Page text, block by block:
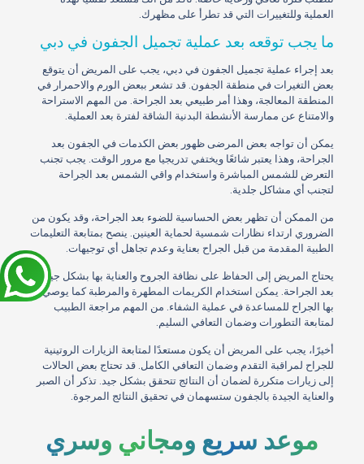
العملية وللتغييرات التي قد تطرأ على مظهرك.
ما يجب توقعه بعد عملية تجميل الجفون في دبي
بعد إجراء عملية تجميل الجفون في دبي، يجب على المريض أن يتوقع
بعض التغيرات في منطقة الجفون. قد تشعر ببعض الورم والاحمرار في
المنطقة المعالجة، وهذا أمر طبيعي بعد الجراحة. من المهم الاستراحة
والامتناع عن ممارسة الأنشطة البدنية الشاقة لفترة بعد العملية.
يمكن أن تواجه بعض المرضى ظهور بعض الكدمات في الجفون بعد
الجراحة، وهذا يعتبر شائعًا ويختفي تدريجيا مع مرور الوقت. يجب تجنب
التعرض للشمس المباشرة واستخدام واقي الشمس بعد الجراحة
لتجنب أي مشاكل جلدية.
من الممكن أن تظهر بعض الحساسية للضوء بعد الجراحة، وقد يكون من
الضروري ارتداء نظارات شمسية لحماية العينين. ينصح بمتابعة التعليمات
الطبية المقدمة من قبل الجراح بعناية وعدم تجاهل أي توجيهات.
يحتاج المريض إلى الحفاظ على نظافة الجروح والعناية بها بشكل جيد
بعد الجراحة. يمكن استخدام الكريمات المطهرة والمرطبة كما يوصي
بها الجراح للمساعدة في عملية الشفاء. من المهم مراجعة الطبيب
لمتابعة التطورات وضمان التعافي السليم.
أخيرًا، يجب على المريض أن يكون مستعدًا لمتابعة الزيارات الروتينية
للجراح لمراقبة التقدم وضمان التعافي الكامل. قد تحتاج بعض الحالات
إلى زيارات متكررة لضمان أن النتائج تتحقق بشكل جيد. تذكر أن الصبر
والعناية الجيدة بالجفون ستسهمان في تحقيق النتائج المرجوة.
موعد سريع ومجاني وسري